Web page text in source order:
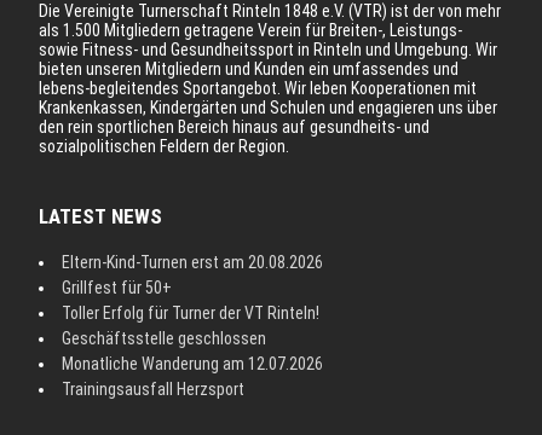
Die Vereinigte Turnerschaft Rinteln 1848 e.V. (VTR) ist der von mehr
als 1.500 Mitgliedern getragene Verein für Breiten-, Leistungs-
sowie Fitness- und Gesundheitssport in Rinteln und Umgebung. Wir
bieten unseren Mitgliedern und Kunden ein umfassendes und
lebens-begleitendes Sportangebot. Wir leben Kooperationen mit
Krankenkassen, Kindergärten und Schulen und engagieren uns über
den rein sportlichen Bereich hinaus auf gesundheits- und
sozialpolitischen Feldern der Region.
LATEST NEWS
Eltern-Kind-Turnen erst am 20.08.2026
Grillfest für 50+
Toller Erfolg für Turner der VT Rinteln!
Geschäftsstelle geschlossen
Monatliche Wanderung am 12.07.2026
Trainingsausfall Herzsport